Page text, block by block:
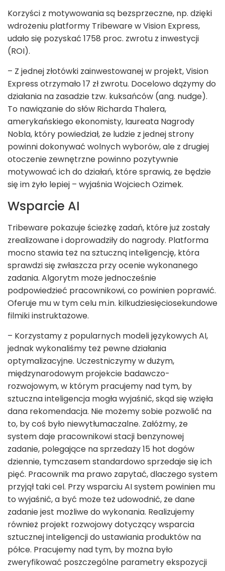
Korzyści z motywowania są bezsprzeczne, np. dzięki
wdrożeniu platformy Tribeware w Vision Express,
udało się pozyskać 1758 proc. zwrotu z inwestycji
(ROI).
– Z jednej złotówki zainwestowanej w projekt, Vision
Express otrzymało 17 zł zwrotu. Docelowo dążymy do
działania na zasadzie tzw. kuksańców (ang. nudge).
To nawiązanie do słów Richarda Thalera,
amerykańskiego ekonomisty, laureata Nagrody
Nobla, który powiedział, że ludzie z jednej strony
powinni dokonywać wolnych wyborów, ale z drugiej
otoczenie zewnętrzne powinno pozytywnie
motywować ich do działań, które sprawią, że będzie
się im żyło lepiej – wyjaśnia Wojciech Ozimek.
Wsparcie AI
Tribeware pokazuje ścieżkę zadań, które już zostały
zrealizowane i doprowadziły do nagrody. Platforma
mocno stawia też na sztuczną inteligencję, która
sprawdzi się zwłaszcza przy ocenie wykonanego
zadania. Algorytm może jednocześnie
podpowiedzieć pracownikowi, co powinien poprawić.
Oferuje mu w tym celu m.in. kilkudziesięciosekundowe
filmiki instruktażowe.
– Korzystamy z popularnych modeli językowych AI,
jednak wykonaliśmy też pewne działania
optymalizacyjne. Uczestniczymy w dużym,
międzynarodowym projekcie badawczo-
rozwojowym, w którym pracujemy nad tym, by
sztuczna inteligencja mogła wyjaśnić, skąd się wzięła
dana rekomendacja. Nie możemy sobie pozwolić na
to, by coś było niewytłumaczalne. Załóżmy, że
system daje pracownikowi stacji benzynowej
zadanie, polegające na sprzedaży 15 hot dogów
dziennie, tymczasem standardowo sprzedaje się ich
pięć. Pracownik ma prawo zapytać, dlaczego system
przyjął taki cel. Przy wsparciu AI system powinien mu
to wyjaśnić, a być może też udowodnić, że dane
zadanie jest możliwe do wykonania. Realizujemy
również projekt rozwojowy dotyczący wsparcia
sztucznej inteligencji do ustawiania produktów na
półce. Pracujemy nad tym, by można było
zweryfikować poszczególne parametry ekspozycji